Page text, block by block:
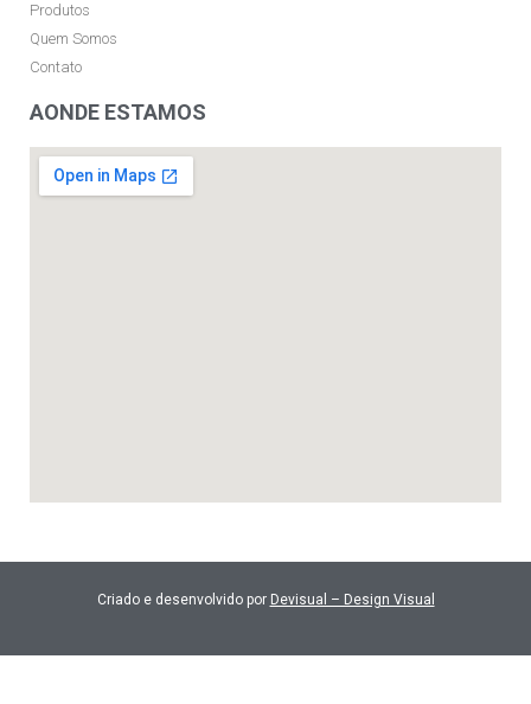
Produtos
Quem Somos
Contato
AONDE ESTAMOS
Criado e desenvolvido por Devisual – Design Visual